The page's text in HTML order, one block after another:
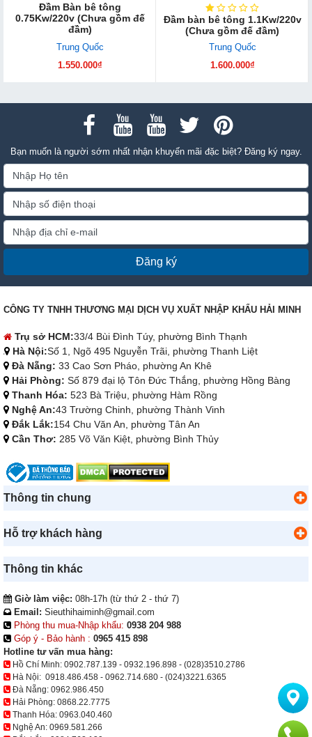
Đầm Bàn bê tông
0.75Kw/220v (Chưa gồm đế
đầm)
Trung Quốc
1.550.000₫
Đầm bàn bê tông 1.1Kw/220v
(Chưa gồm đế đầm)
Trung Quốc
1.600.000₫
Bạn muốn là người sớm nhất nhận khuyến mãi đặc biệt? Đăng ký ngay.
Đăng ký
CÔNG TY TNHH THƯƠNG MẠI DỊCH VỤ XUẤT NHẬP KHẨU HẢI MINH
Trụ sở HCM:33/4 Bùi Đình Túy, phường Bình Thạnh
Hà Nội:Số 1, Ngõ 495 Nguyễn Trãi, phường Thanh Liệt
Đà Nẵng: 33 Cao Sơn Pháo, phường An Khê
Hải Phòng: Số 879 đại lộ Tôn Đức Thắng, phường Hồng Bàng
Thanh Hóa: 523 Bà Triệu, phường Hàm Rồng
Nghệ An:43 Trường Chinh, phường Thành Vinh
Đắk Lắk:154 Chu Văn An, phường Tân An
Cần Thơ: 285 Võ Văn Kiệt, phường Bình Thủy
Thông tin chung
Hỗ trợ khách hàng
Thông tin khác
Giờ làm việc: 08h-17h (từ thứ 2 - thứ 7)
Email: Sieuthihaiminh@gmail.com
Phòng thu mua-Nhập khẩu: 0938 204 988
Góp ý - Bảo hành : 0965 415 898
Hotline tư vấn mua hàng:
Hồ Chí Minh: 0902.787.139 - 0932.196.898 - (028)3510.2786
Hà Nội: 0918.486.458 - 0962.714.680 - (024)3221.6365
Đà Nẵng: 0962.986.450
Hải Phòng: 0868.22.7775
Thanh Hóa: 0963.040.460
Nghệ An: 0969.581.266